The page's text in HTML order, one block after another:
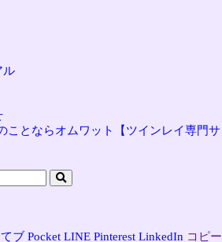
ル
ブ Pocket LINE Pinterest LinkedIn コピー